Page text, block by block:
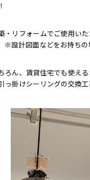
・リフォームでご使用い
※設計図面などをお持ちの
ろん、賃貸住宅でも使え
っ掛けシーリングの交換工